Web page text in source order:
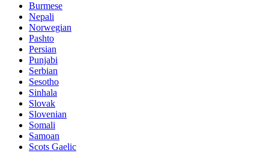
Burmese
Nepali
Norwegian
Pashto
Persian
Punjabi
Serbian
Sesotho
Sinhala
Slovak
Slovenian
Somali
Samoan
Scots Gaelic